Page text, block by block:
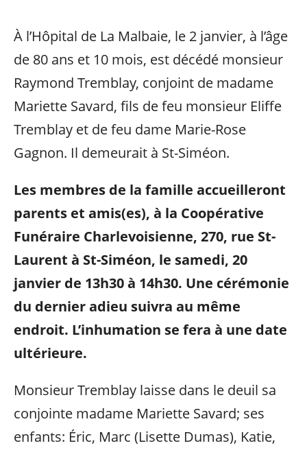
À l’Hôpital de La Malbaie, le 2 janvier, à l’âge
de 80 ans et 10 mois, est décédé monsieur
Raymond Tremblay, conjoint de madame
Mariette Savard, fils de feu monsieur Eliffe
Tremblay et de feu dame Marie-Rose
Gagnon. Il demeurait à St-Siméon.
Les membres de la famille accueilleront
parents et amis(es), à la Coopérative
Funéraire Charlevoisienne, 270, rue St-
Laurent à St-Siméon, le samedi, 20
janvier de 13h30 à 14h30. Une cérémonie
du dernier adieu suivra au même
endroit. L’inhumation se fera à une date
ultérieure.
Monsieur Tremblay laisse dans le deuil sa
conjointe madame Mariette Savard; ses
enfants: Éric, Marc (Lisette Dumas), Katie,